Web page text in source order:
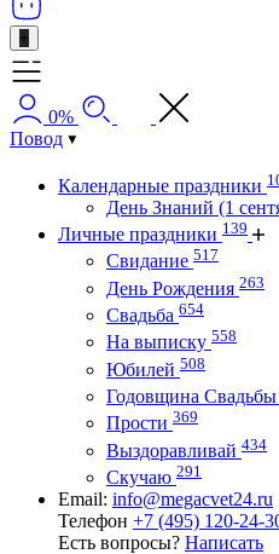
+
0%
Повод
Календарные праздники
День Знаний (1
Личные праздники 139
Свидание 517
День Рождения 263
Свадьба 654
На выписку 558
Юбилей 508
Годовщина Свадьбы
Прости 369
Выздоравливай 434
Скучаю 291
Email: info@megacvet24.ru
Телефон +7 (495) 120-24-
Есть вопросы? Написать